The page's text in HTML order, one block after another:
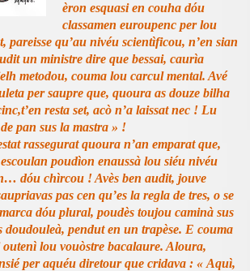
èron esquasi en couha dóu
classamen euroupenc per lou
pareisse qu’au nivéu scientìficou, n’en sian
un ministre dire que bessai, caurìa
metodou, couma lou carcul mental. Avé
per saupre que, quoura as douze bilha
resta set, acò n’a laissat nec ! Lu
pan sus la mastra » !
rassegurat quoura n’an emparat que,
poudìon enaussà lou siéu nivéu
dóu chìrcou ! Avès ben audit, jouve
pas cen qu’es la regla de tres, o se
dóu plural, poudès toujou caminà sus
doudouleà, pendut en un trapèse. E couma
outenì lou vouòstre bacalaure. Aloura,
per aquéu diretour que cridava : « Aquì,